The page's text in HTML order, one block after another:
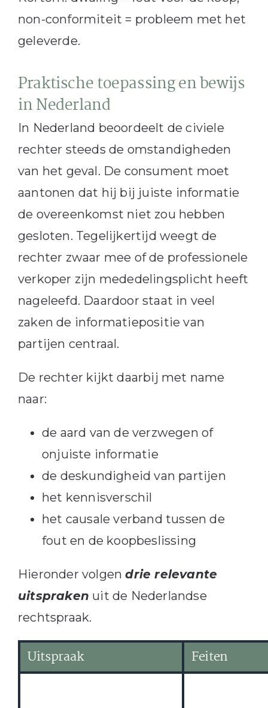
non-conformiteit = probleem met het
geleverde.
Praktische toepassing en bewijs
in Nederland
In Nederland beoordeelt de civiele
rechter steeds de omstandigheden
van het geval. De consument moet
aantonen dat hij bij juiste informatie
de overeenkomst niet zou hebben
gesloten. Tegelijkertijd weegt de
rechter zwaar mee of de professionele
verkoper zijn mededelingsplicht heeft
nageleefd. Daardoor staat in veel
zaken de informatiepositie van
partijen centraal.
De rechter kijkt daarbij met name
naar:
de aard van de verzwegen of
onjuiste informatie
de deskundigheid van partijen
het kennisverschil
het causale verband tussen de
fout en de koopbeslissing
Hieronder volgendrie relevante
uitspraken uit de Nederlandse
rechtspraak.
Uitspraak Feiten